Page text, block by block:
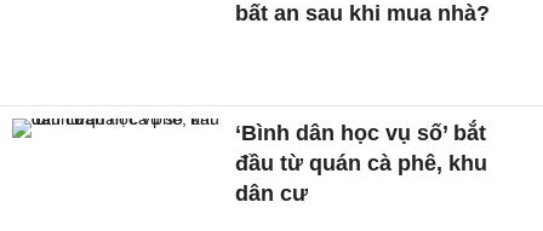
bất an sau khi mua nhà?
‘Bình dân học vụ số’ bắt
đầu từ quán cà phê, khu
dân cư